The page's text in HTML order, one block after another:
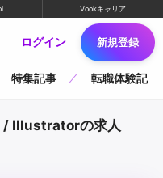
Vookキャリア
ログイン 新規登録
特集記事 転職体験記
/ Illustratorの求人